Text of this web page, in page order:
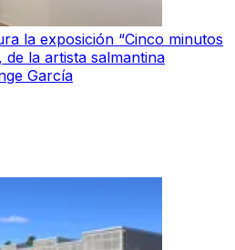
la exposición “Cinco minutos
de la artista salmantina
García